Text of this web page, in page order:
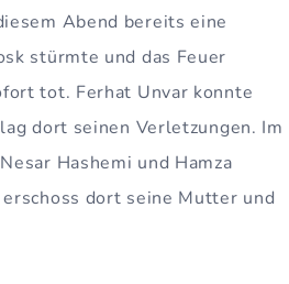
Abend bereits eine
stürmte und das Feuer
tot. Ferhat Unvar konnte
dort seinen Verletzungen. Im
Hashemi und Hamza
dort seine Mutter und